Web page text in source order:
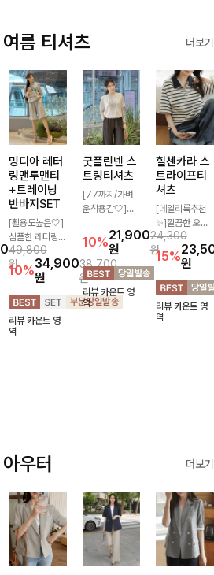
름 티셔츠 더보기
49,800
원
밍디아 레터
링맨투맨티
+트레이닝
반바지SET
[활용도높은🤍]
심플한 레터링
포인트의 반팔
티셔츠와 여유롭
게 떨어지는 반
바지 조합으로
꾸안꾸 무드 제
대로 살려주는
트레이닝 세트
10%34,900
원
38,700
원
리뷰 카운트 영
역
굿플린넨 스
트링티셔츠
[77까지/가벼
운착용감🤍]린
럴한 플라워 프
린팅이 포인트가
되어 하나만으로
도 감성 있는 스
타일을 완성해드
리는 티셔츠-🌼
10%21,900
원
24,300
원
리뷰 카운트 영
역
힐첸카라 스
트라이프티
셔츠
[데일리룩추천
✨]깔끔한 오픈
카라넥과 조화로
운 배색이 들어
간 스트라이프
패턴으로 단정하
고 캐주얼한 무
드를 선사하는
반팔 티셔츠에
15%원
리뷰 카운트 영
역
우터 더보기